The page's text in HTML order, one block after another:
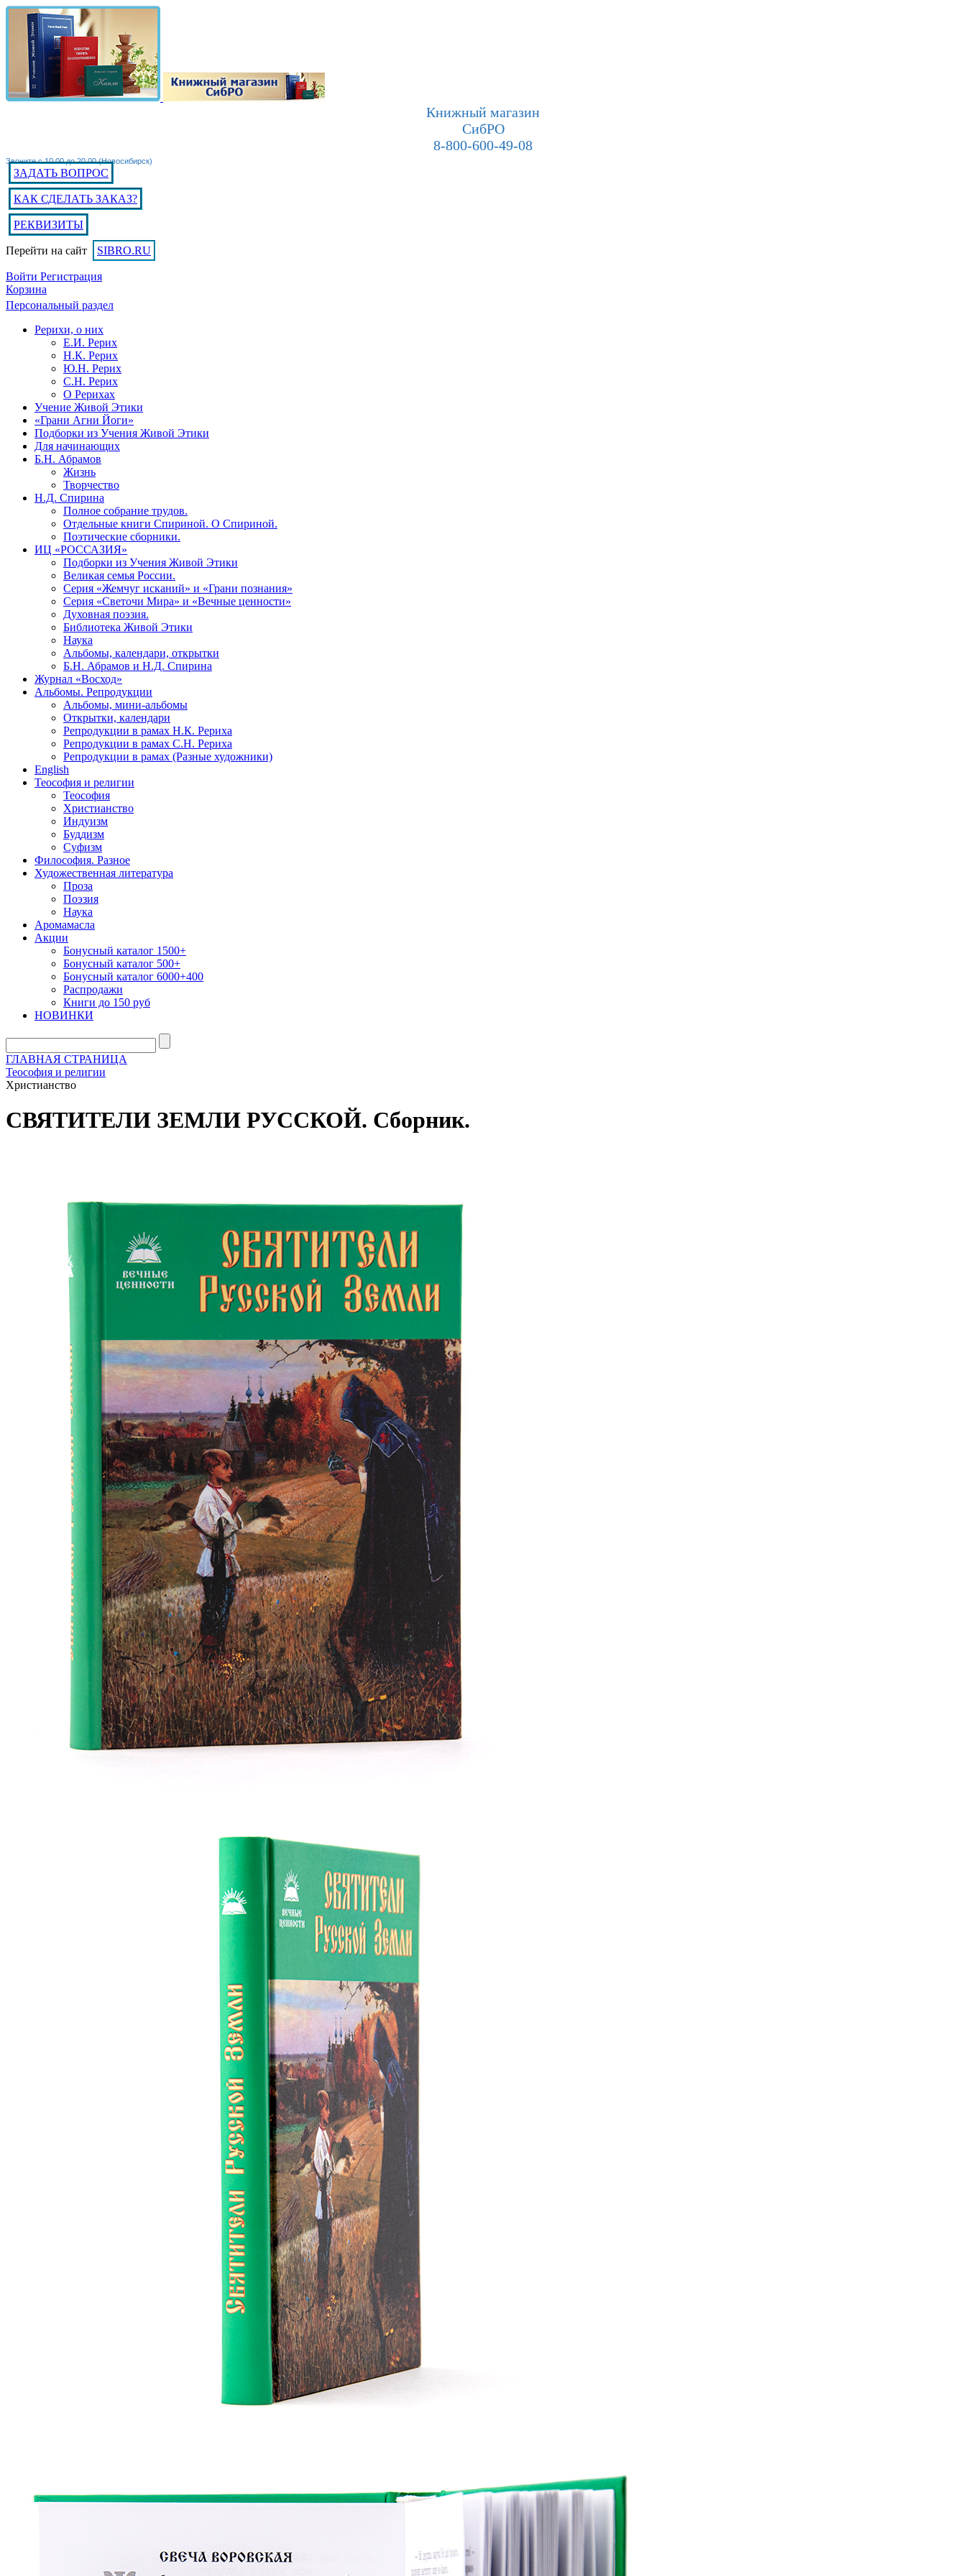
Книжный магазин
СибРО
8-800-600-49-08
Звоните с 10.00 до 20.00 (Новосибирск)
ЗАДАТЬ ВОПРОС
КАК СДЕЛАТЬ ЗАКАЗ?
РЕКВИЗИТЫ
Перейти на сайт SIBRO.RU
Войти Регистрация
Корзина
Персональный раздел
Рерихи, о них
Е.И. Рерих
Н.К. Рерих
Ю.Н. Рерих
С.Н. Рерих
О Рерихах
Учение Живой Этики
«Грани Агни Йоги»
Подборки из Учения Живой Этики
Для начинающих
Б.Н. Абрамов
Жизнь
Творчество
Н.Д. Спирина
Полное собрание трудов.
Отдельные книги Спириной. О Спириной.
Поэтические сборники.
ИЦ «РОССАЗИЯ»
Подборки из Учения Живой Этики
Великая семья России.
Серия «Жемчуг исканий» и «Грани познания»
Серия «Светочи Мира» и «Вечные ценности»
Духовная поэзия.
Библиотека Живой Этики
Наука
Альбомы, календари, открытки
Б.Н. Абрамов и Н.Д. Спирина
Журнал «Восход»
Альбомы. Репродукции
Альбомы, мини-альбомы
Открытки, календари
Репродукции в рамах Н.К. Рериха
Репродукции в рамах С.Н. Рериха
Репродукции в рамах (Разные художники)
English
Теософия и религии
Теософия
Христианство
Индуизм
Буддизм
Суфизм
Философия. Разное
Художественная литература
Проза
Поэзия
Наука
Аромамасла
Акции
Бонусный каталог 1500+
Бонусный каталог 500+
Бонусный каталог 6000+400
Распродажи
Книги до 150 руб
НОВИНКИ
ГЛАВНАЯ СТРАНИЦА
Теософия и религии
Христианство
СВЯТИТЕЛИ ЗЕМЛИ РУССКОЙ. Сборник.